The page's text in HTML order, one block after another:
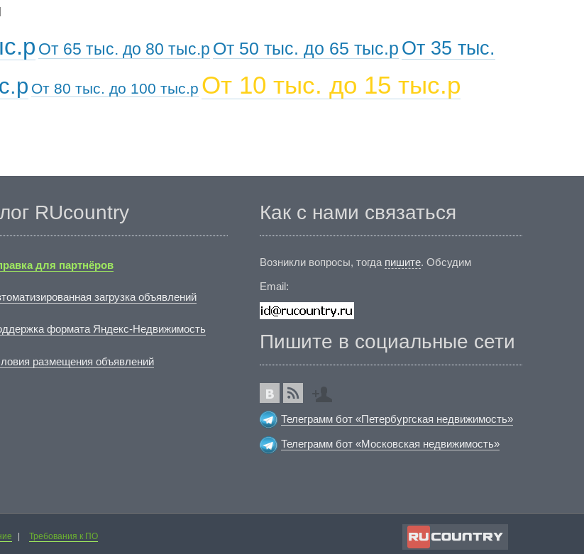
От 65 тыс. до 80 тыс.р От 50 тыс. до 65 тыс.р От 35 тыс.
От 80 тыс. до 100 тыс.р От 10 тыс. до 15 тыс.р
RUcountry
для партнёров
загрузка объявлений
формата Яндекс-Недвижимость
размещения объявлений
Как с нами связаться
Возникли вопросы, тогда пишите. Обсудим
Email:
Пишите в социальные сети
Телеграмм бот «Петербургская недвижимость»
Телеграмм бот «Московская недвижимость»
Требования к ПО